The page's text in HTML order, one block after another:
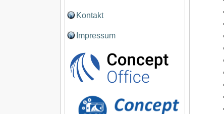
Kontakt
Impressum